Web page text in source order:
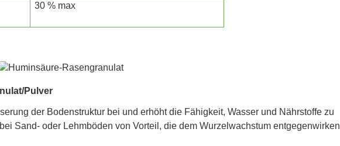
30 % max
Pulver
der Bodenstruktur bei und erhöht die Fähigkeit, Wasser und Nährstoffe zu
Sand- oder Lehmböden von Vorteil, die dem Wurzelwachstum entgegenwirken